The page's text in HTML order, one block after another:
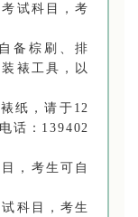
考试科目，考
备棕刷、排
裱工具，以
纸，请于12
话：139402
，考生可自
科目，考生